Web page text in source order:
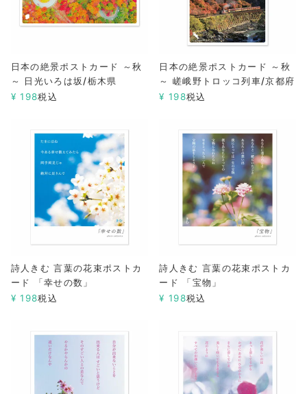
日本の絶景ポストカード ～秋
～ 日光いろは坂/栃木県
¥ 198税込
日本の絶景ポストカード ～秋
～ 嵯峨野トロッコ列車/京都府
¥ 198税込
詩人きむ 言葉の花束ポストカ
ード 「幸せの数」
¥ 198税込
詩人きむ 言葉の花束ポストカ
ード 「宝物」
¥ 198税込